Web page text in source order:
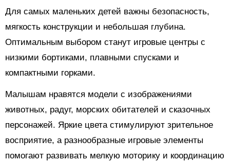
Для самых маленьких детей важны безопасность,
мягкость конструкции и небольшая глубина.
Оптимальным выбором станут игровые центры с
низкими бортиками, плавными спусками и
компактными горками.
Малышам нравятся модели с изображениями
животных, радуг, морских обитателей и сказочных
персонажей. Яркие цвета стимулируют зрительное
восприятие, а разнообразные игровые элементы
помогают развивать мелкую моторику и координацию